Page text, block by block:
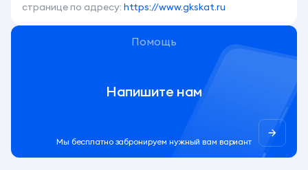
Помощь
Напишите нам
Мы бесплатно забронируем нужный вам вариант
странице по адресу: https://www.gkskat.ru